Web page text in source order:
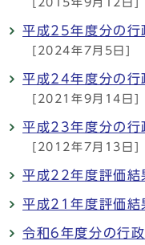
平成25年度分の行
[2024年7月5日]
平成24年度分の行
[2021年9月14日]
平成23年度分の行
[2012年7月13日]
平成22年度評価結
平成21年度評価結
令和6年度分の行